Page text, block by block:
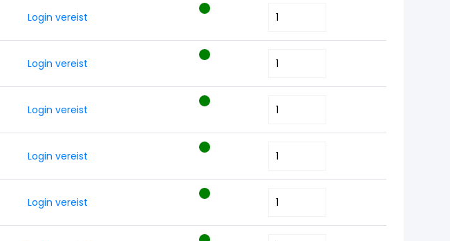
Login vereist
Login vereist
Login vereist
Login vereist
Login vereist